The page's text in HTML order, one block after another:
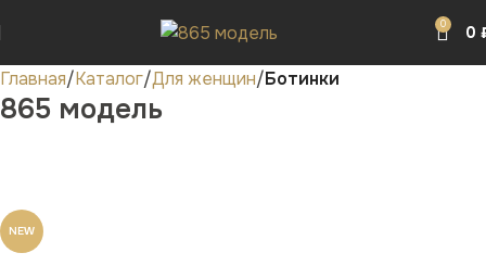
0 0
Главная Каталог Для женщин Ботинки
865 модель
NEW